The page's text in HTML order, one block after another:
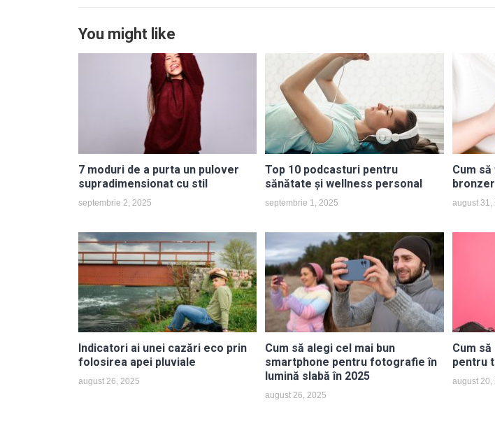
You might like
7 moduri de a purta un pulover
supradimensionat cu stil
septembrie 2, 2025
Top 10 podcasturi pentru
sănătate și wellness personal
septembrie 1, 2025
Cum
august 31,
Indicatori ai unei cazări eco prin
folosirea apei pluviale
august 26, 2025
Cum să alegi cel mai bun
smartphone pentru fotografie în
lumină slabă în 2025
august 26, 2025
Cum
pentru
august 20,